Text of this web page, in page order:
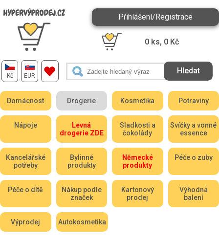
Kč EUR
Přihlášení/Registrace
0 ks, 0 Kč
Domácnost Drogerie Kosmetika Potraviny
Nápoje
Levná
drogerie ZDE
Sladkosti a
čokolády
Svíčky a vonné
essence
Kancelářské
potřeby
Bylinné
produkty
Německé
produkty
Péče o zuby
Péče o dítě
Nákup podle
značek
Kartonový
prodej
Výhodná
balení
Výprodej Autokosmetika